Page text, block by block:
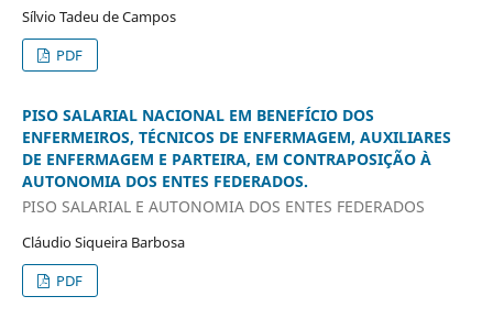
Sílvio Tadeu de Campos
PDF
PISO SALARIAL NACIONAL EM BENEFÍCIO DOS
ENFERMEIROS, TÉCNICOS DE ENFERMAGEM, AUXILIARES
DE ENFERMAGEM E PARTEIRA, EM CONTRAPOSIÇÃO À
AUTONOMIA DOS ENTES FEDERADOS.
PISO SALARIAL E AUTONOMIA DOS ENTES FEDERADOS
Cláudio Siqueira Barbosa
PDF